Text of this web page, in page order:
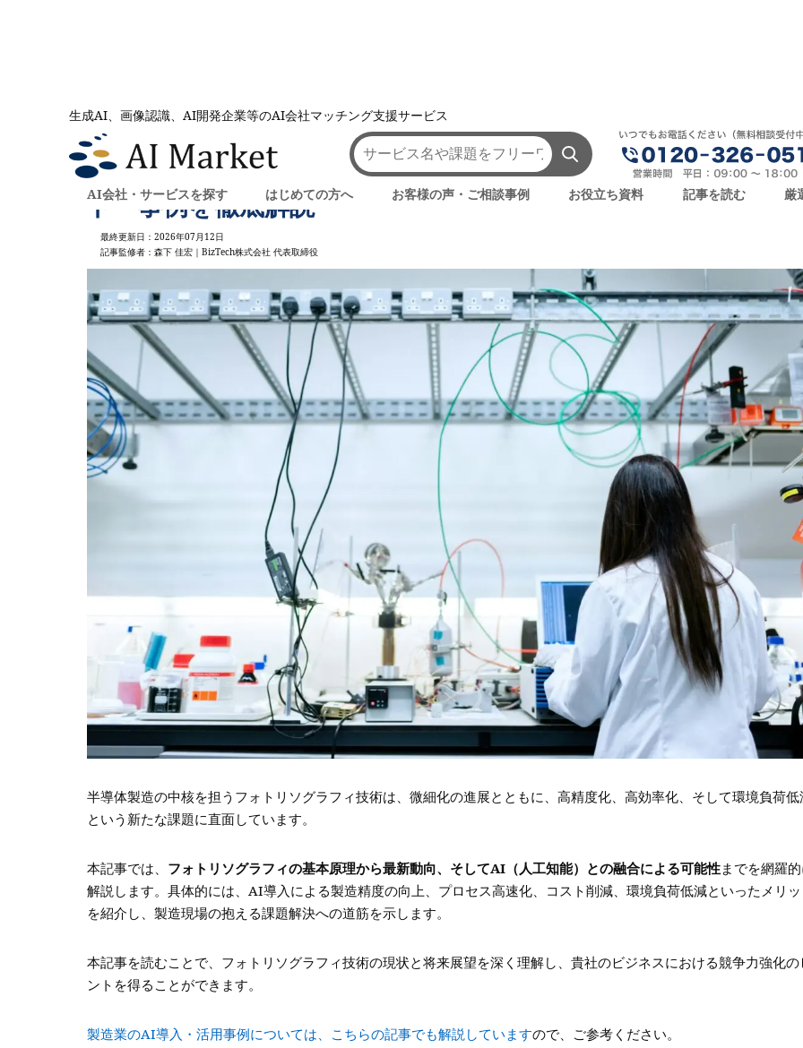
生成AI、画像認識、AI開発企業等のAI会社マッチング支援サービス
AI会社・サービスを探す はじめての方へ お客様の声・ご相談事例 お役立ち資料 記事を読む 厳
AI会社とのマッチングは AI Market 記事一覧 AI事例・AI活用法を探す フォトリソグラフィの課題をAIで解決
フォトリソグラフィの課題をAIで解決？工程・AI導入のメリ
ト・事例を徹底解説
最終更新日：2026年07月12日
記事監修者：森下 佳宏｜BizTech株式会社 代表取締役
半導体製造の中核を担うフォトリソグラフィ技術は、微細化の進展とともに、高精度化、高効率化、そして環境負荷低
という新たな課題に直面しています。
本記事では、 フォトリソグラフィの基本原理から最新動向、そしてAI（人工知能）との融合による可能性までを網羅
解説します。具体的には、AI導入による製造精度の向上、プロセス高速化、コスト削減、環境負荷低減といったメリ
を紹介し、製造現場の抱える課題解決への道筋を示します。
本記事を読むことで、フォトリソグラフィ技術の現状と将来展望を深く理解し、貴社のビジネスにおける競争力強化の
ントを得ることができます。
製造業のAI導入・活用事例については、こちらの記事でも解説していますので、ご参考ください。